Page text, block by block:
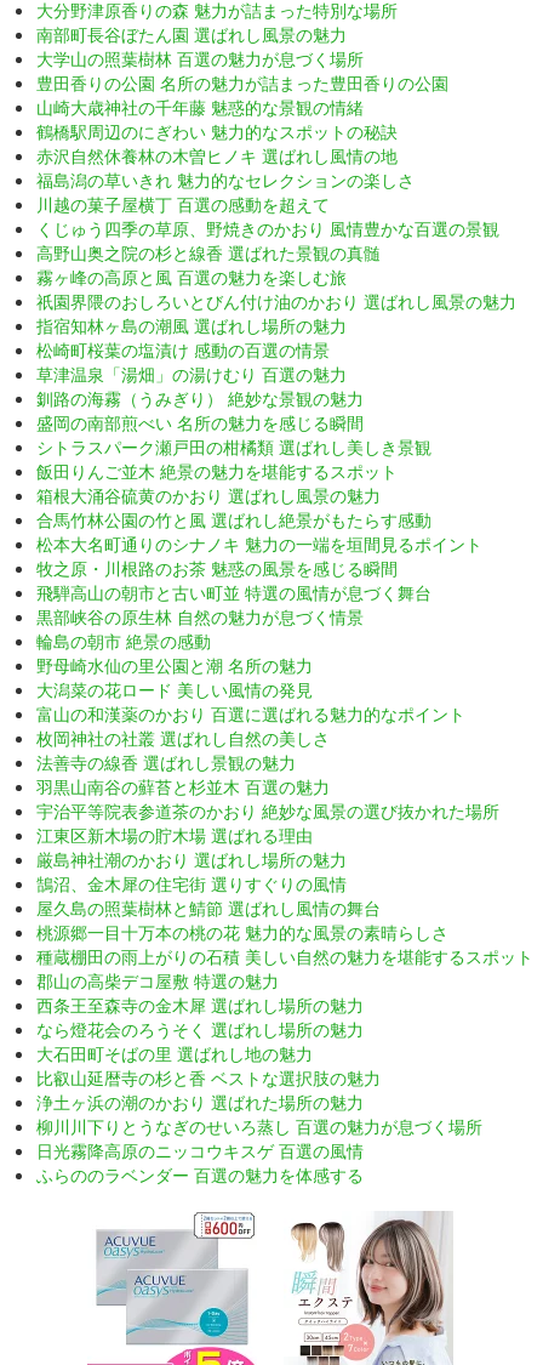
大分野津原香りの森 魅力が詰まった特別な場所
南部町長谷ぼたん園 選ばれし風景の魅力
大学山の照葉樹林 百選の魅力が息づく場所
豊田香りの公園 名所の魅力が詰まった豊田香りの公園
山崎大歳神社の千年藤 魅惑的な景観の情緒
鶴橋駅周辺のにぎわい 魅力的なスポットの秘訣
赤沢自然休養林の木曽ヒノキ 選ばれし風情の地
福島潟の草いきれ 魅力的なセレクションの楽しさ
川越の菓子屋横丁 百選の感動を超えて
くじゅう四季の草原、野焼きのかおり 風情豊かな百選の景観
高野山奥之院の杉と線香 選ばれた景観の真髄
霧ヶ峰の高原と風 百選の魅力を楽しむ旅
祇園界隈のおしろいとびん付け油のかおり 選ばれし風景の魅力
指宿知林ヶ島の潮風 選ばれし場所の魅力
松崎町桜葉の塩漬け 感動の百選の情景
草津温泉「湯畑」の湯けむり 百選の魅力
釧路の海霧（うみぎり） 絶妙な景観の魅力
盛岡の南部煎べい 名所の魅力を感じる瞬間
シトラスパーク瀬戸田の柑橘類 選ばれし美しき景観
飯田りんご並木 絶景の魅力を堪能するスポット
箱根大涌谷硫黄のかおり 選ばれし風景の魅力
合馬竹林公園の竹と風 選ばれし絶景がもたらす感動
松本大名町通りのシナノキ 魅力の一端を垣間見るポイント
牧之原・川根路のお茶 魅惑の風景を感じる瞬間
飛騨高山の朝市と古い町並 特選の風情が息づく舞台
黒部峡谷の原生林 自然の魅力が息づく情景
輪島の朝市 絶景の感動
野母崎水仙の里公園と潮 名所の魅力
大潟菜の花ロード 美しい風情の発見
富山の和漢薬のかおり 百選に選ばれる魅力的なポイント
枚岡神社の社叢 選ばれし自然の美しさ
法善寺の線香 選ばれし景観の魅力
羽黒山南谷の蘚苔と杉並木 百選の魅力
宇治平等院表参道茶のかおり 絶妙な風景の選び抜かれた場所
江東区新木場の貯木場 選ばれる理由
厳島神社潮のかおり 選ばれし場所の魅力
鵠沼、金木犀の住宅街 選りすぐりの風情
屋久島の照葉樹林と鯖節 選ばれし風情の舞台
桃源郷一目十万本の桃の花 魅力的な風景の素晴らしさ
種蔵棚田の雨上がりの石積 美しい自然の魅力を堪能するスポット
郡山の高柴デコ屋敷 特選の魅力
西条王至森寺の金木犀 選ばれし場所の魅力
なら燈花会のろうそく 選ばれし場所の魅力
大石田町そばの里 選ばれし地の魅力
比叡山延暦寺の杉と香 ベストな選択肢の魅力
浄土ヶ浜の潮のかおり 選ばれた場所の魅力
柳川川下りとうなぎのせいろ蒸し 百選の魅力が息づく場所
日光霧降高原のニッコウキスゲ 百選の風情
ふらののラベンダー 百選の魅力を体感する